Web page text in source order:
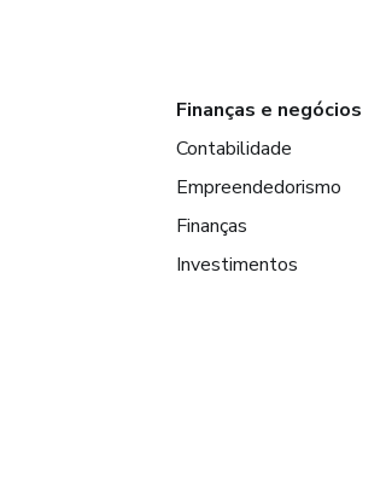
Finanças e negócios
Contabilidade
Empreendedorismo
Finanças
Investimentos